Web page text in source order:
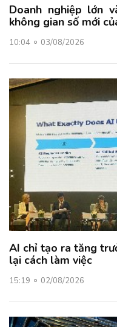
Doanh nghiệp lớn
không gian số mới
10:04 03/08/2026
AI chỉ tạo ra tăng
lại cách làm việc
15:19 02/08/2026